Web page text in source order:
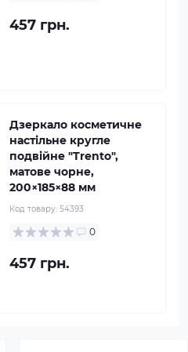
457 грн.
Дзеркало косметичне
настільне кругле
подвійне "Trento",
матове чорне,
200×185×88 мм
Код товару: 54393
0
457 грн.